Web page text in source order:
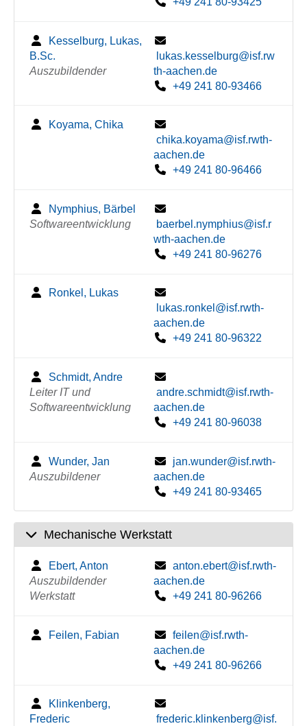
Kesselburg, Lukas,
B.Sc.
Auszubildender
lukas.kesselburg@isf.rw
th-aachen.de
+49 241 80-93466
Koyama, Chika
chika.koyama@isf.rwth-
aachen.de
+49 241 80-96466
Nymphius, Bärbel
Softwareentwicklung
baerbel.nymphius@isf.r
wth-aachen.de
+49 241 80-96276
Ronkel, Lukas
lukas.ronkel@isf.rwth-
aachen.de
+49 241 80-96322
Schmidt, Andre
Leiter IT und
Softwareentwicklung
andre.schmidt@isf.rwth-
aachen.de
+49 241 80-96038
Wunder, Jan
Auszubildener
jan.wunder@isf.rwth-
aachen.de
+49 241 80-93465
Mechanische Werkstatt
Ebert, Anton
Auszubildender
Werkstatt
anton.ebert@isf.rwth-
aachen.de
+49 241 80-96266
Feilen, Fabian
feilen@isf.rwth-
aachen.de
+49 241 80-96266
Klinkenberg,
Frederic
frederic.klinkenberg@isf.